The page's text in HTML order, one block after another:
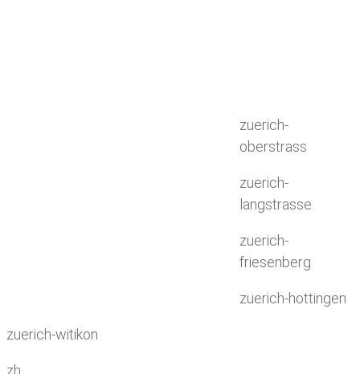
zuerich-
oberstrass
zuerich-
langstrasse
zuerich-
friesenberg
zuerich-hottingen
zuerich-witikon